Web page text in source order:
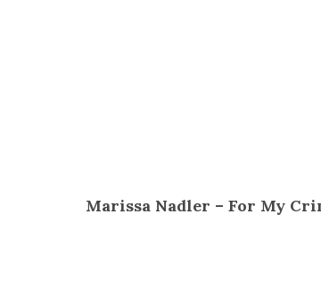
Marissa Nadler – For My